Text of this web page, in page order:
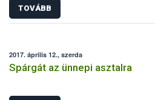
TOVÁBB
2017. április 12., szerda
Spárgát az ünnepi asztalra